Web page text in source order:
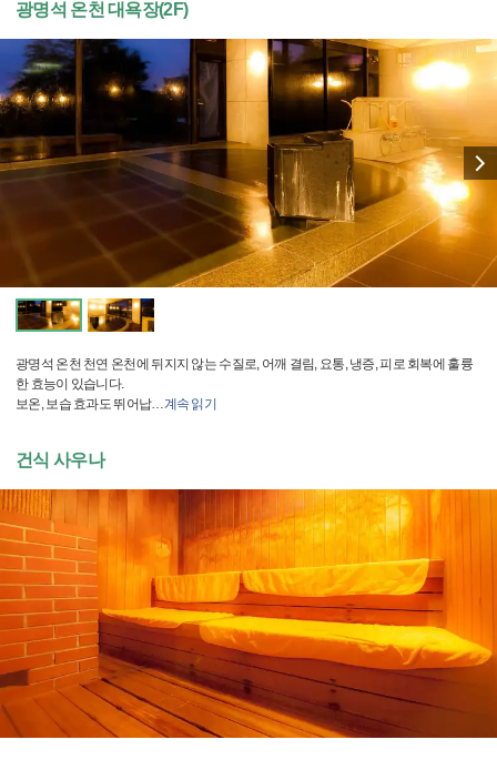
광명석 온천 대욕장(2F)
광명석 온천 천연 온천에 뒤지지 않는 수질로, 어깨 결림, 요통, 냉증, 피로 회복에 훌륭
한 효능이 있습니다.
보온, 보습 효과도 뛰어납…계속 읽기
건식 사우나